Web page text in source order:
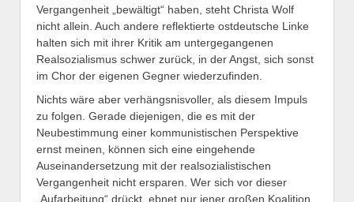
Vergangenheit „bewältigt“ haben, steht Christa Wolf
nicht allein. Auch andere reflektierte ostdeutsche Linke
halten sich mit ihrer Kritik am untergegangenen
Realsozialismus schwer zurück, in der Angst, sich sonst
im Chor der eigenen Gegner wiederzufinden.
Nichts wäre aber verhängsnisvoller, als diesem Impuls
zu folgen. Gerade diejenigen, die es mit der
Neubestimmung einer kommunistischen Perspektive
ernst meinen, können sich eine eingehende
Auseinandersetzung mit der realsozialistischen
Vergangenheit nicht ersparen. Wer sich vor dieser
„Aufarbeitung“ drückt, ebnet nur jener großen Koalition